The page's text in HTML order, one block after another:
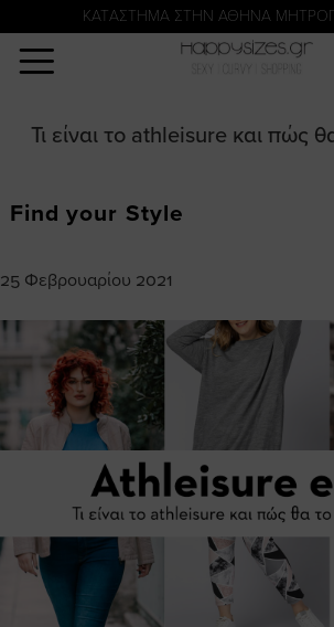
KATΑΣΤΗΜΑ ΣΤΗΝ ΑΘΗΝΑ
Τι είναι το athleisure και πώς
Find your Style
25 Φεβρουαρίου 2021
Αναζήτηση